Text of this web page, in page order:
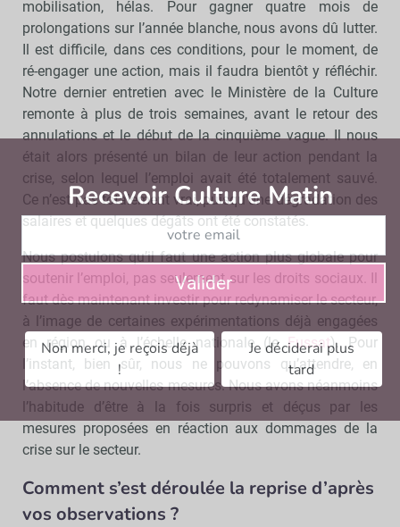
mobilisation, hélas. Pour gagner quatre mois de
prolongations sur l’année blanche, nous avons dû lutter.
Il est difficile, dans ces conditions, pour le moment, de
ré-engager une action, mais il faudra bientôt y réfléchir.
Notre dernier entretien avec le Ministère de la Culture
remonte à plus de trois semaines, avant le retour des
annulations et le début de la cinquième vague. Il nous
était alors présenté un bilan de leur action pendant la
crise, selon lequel l’emploi avait été totalement sauvé.
Ce n’est pas totalement vrai, puisqu’une dégradation des
salaires et quelques dégâts ont été constatés.
Nous postulons qu’il faut une action plus globale pour
soutenir l’emploi, pas seulement sur les droits sociaux. Il
faut dès maintenant investir pour redynamiser le secteur,
à l’image de certaines expérimentations déjà engagées
en région ou à l’échelle nationale (leFussat). Pour
l’instant, bien sûr, nous ne pouvons qu’attendre, en
l’absence de nouvelles mesures. Nous avons néanmoins
l’habitude d’être à la fois surpris et déçus par les
mesures proposées en réaction aux dommages de la
crise sur le secteur.
Comment s’est déroulée la reprise d’après
vos observations ?
Recevoir Culture Matin
Valider
Non merci, je reçois déjà
!
Je déciderai plus
tard